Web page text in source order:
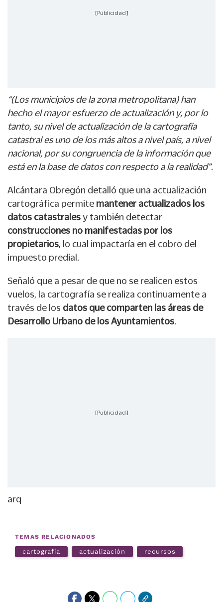
[Publicidad]
“(Los municipios de la zona metropolitana) han
hecho el mayor esfuerzo de actualización y, por lo
tanto, su nivel de actualización de la cartografía
catastral es uno de los más altos a nivel país, a nivel
nacional, por su congruencia de la información que
está en la base de datos con respecto a la realidad”.
Alcántara Obregón detalló que una actualización
cartográfica permite mantener actualizados los
datos catastrales y también detectar
construcciones no manifestadas por los
propietarios, lo cual impactaría en el cobro del
impuesto predial.
Señaló que a pesar de que no se realicen estos
vuelos, la cartografía se realiza continuamente a
través de los datos que comparten las áreas de
Desarrollo Urbano de los Ayuntamientos.
[Publicidad]
arq
TEMAS RELACIONADOS
cartografía actualización recursos